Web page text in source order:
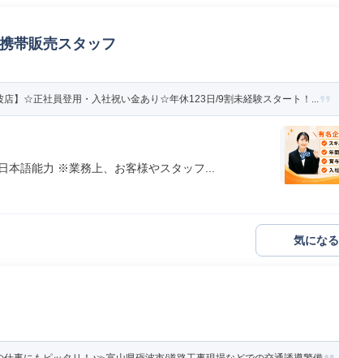
帯販売スタッフ
店】☆正社員登用・入社祝い金あり☆年休123日/9割未経験スタート！...
本語能力 ※業務上、お客様やスタッフ...
気になる